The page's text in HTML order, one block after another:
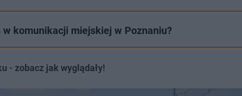
komunikacji miejskiej w Poznaniu?
- zobacz jak wyglądały!